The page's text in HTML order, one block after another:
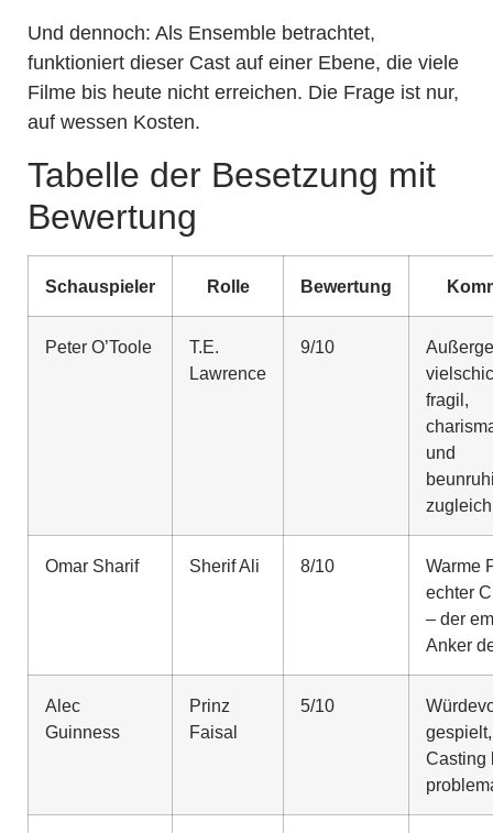
Und dennoch: Als Ensemble betrachtet,
funktioniert dieser Cast auf einer Ebene, die viele
Filme bis heute nicht erreichen. Die Frage ist nur,
auf wessen Kosten.
Tabelle der Besetzung mit
Bewertung
Schauspieler Rolle Bewertung
Peter O’Toole
T.E.
Lawrence
9/10
fragil,
und
zugleich
Omar Sharif Sherif Ali 8/10
Warme
echter
– der
Anker
Alec
Guinness
Prinz
Faisal
5/10
Casting